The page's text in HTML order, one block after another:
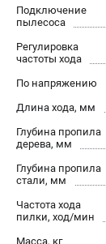
СЕТЕВОЙ
Дрели
Лобзики
Подключение
пылесоса
Регулировка
частоты хода
По напряжению
Длина хода, мм
Глубина пропила
дерева, мм
Глубина пропила
стали, мм
Частота хода
пилки, ход/мин
Масса, кг